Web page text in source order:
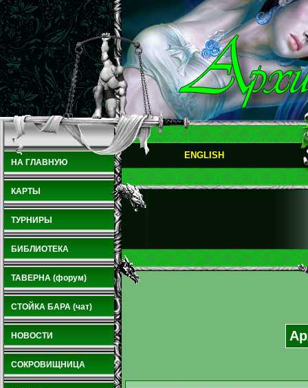
НА ГЛАВНУЮ
КАРТЫ
ТУРНИРЫ
БИБЛИОТЕКА
ТАВЕРНА (форум)
СТОЙКА БАРА (чат)
НОВОСТИ
СОКРОВИЩНИЦА
ENGLISH